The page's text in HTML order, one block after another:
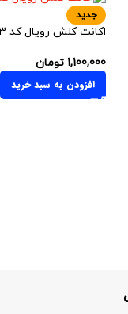
جدید
اکانت کلش رویال کد 5003
1,100,000 تومان
افزودن به سبد خرید